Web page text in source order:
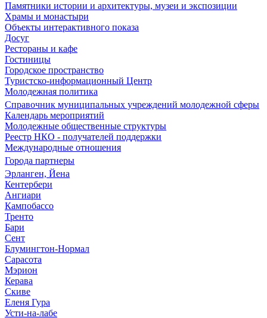
Памятники истории и архитектуры, музеи и экспозиции
Храмы и монастыри
Объекты интерактивного показа
Досуг
Рестораны и кафе
Гостиницы
Городское пространство
Туристско-информационный Центр
Молодежная политика
Справочник муниципальных учреждений молодежной сферы
Календарь мероприятий
Молодежные общественные структуры
Реестр НКО - получателей поддержки
Международные отношения
Города партнеры
Эрланген, Йена
Кентербери
Ангиари
Кампобассо
Тренто
Бари
Сент
Блумингтон-Нормал
Сарасота
Мэрион
Керава
Скиве
Еленя Гура
Усти-на-лабе